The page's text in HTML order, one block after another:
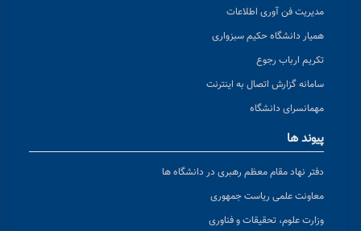
مدیریت فن آوری اطلاعات
همیار دانشگاه حکیم سبزواری
تکریم ارباب رجوع
سامانه گزارش اتصال به اینترنت
مهمانسرای دانشگاه
پیوند ها
دفتر نهاد مقام معظم رهبری در دانشگاه ها
معاونت علمی ریاست جمهوری
وزارت علوم، تحقیقات و فناوری